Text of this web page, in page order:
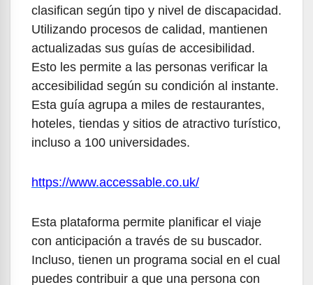
clasifican según tipo y nivel de discapacidad.
Utilizando procesos de calidad, mantienen
actualizadas sus guías de accesibilidad.
Esto les permite a las personas verificar la
accesibilidad según su condición al instante.
Esta guía agrupa a miles de restaurantes,
hoteles, tiendas y sitios de atractivo turístico,
incluso a 100 universidades.
https://www.accessable.co.uk/
Esta plataforma permite planificar el viaje
con anticipación a través de su buscador.
Incluso, tienen un programa social en el cual
puedes contribuir a que una persona con